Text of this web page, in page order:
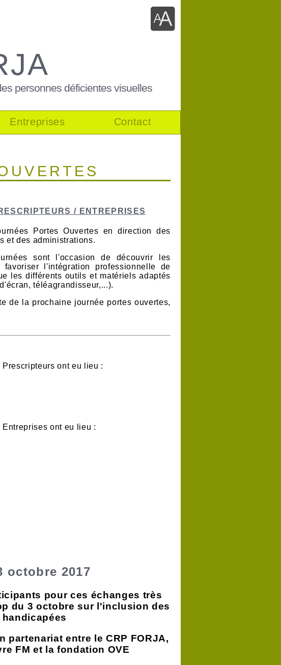
personnes déficientes visuelles
Entreprises Contact
/ ENTREPRISES
Portes Ouvertes en direction des
et des administrations.
sont l'occasion de découvrir les
l'intégration professionnelle de
les différents outils et matériels adaptés
téléagrandisseur,...).
de la prochaine journée portes ouvertes,
ont eu lieu :
ont eu lieu :
octobre 2017
pour ces échanges très
du 3 octobre sur l'inclusion des
partenariat entre le CRP FORJA,
FM et la fondation OVE